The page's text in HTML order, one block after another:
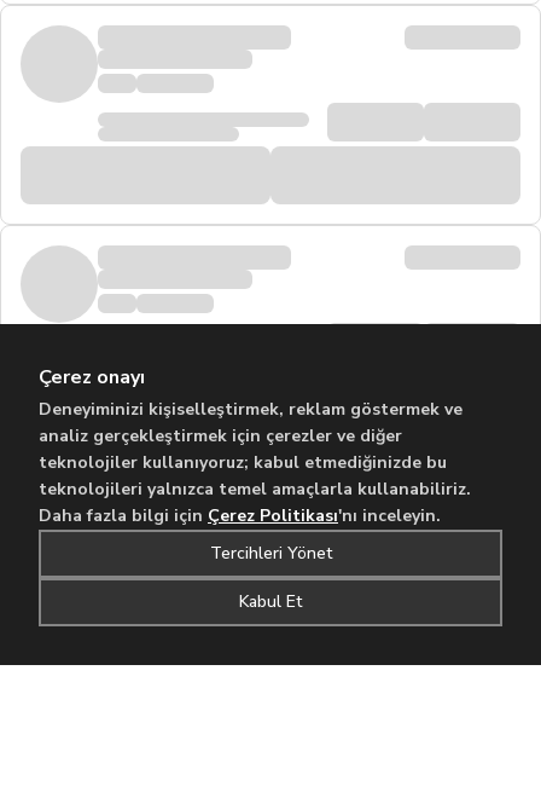
Çerez onayı
Deneyiminizi kişiselleştirmek, reklam göstermek ve
analiz gerçekleştirmek için çerezler ve diğer
teknolojiler kullanıyoruz; kabul etmediğinizde bu
teknolojileri yalnızca temel amaçlarla kullanabiliriz.
Daha fazla bilgi için Çerez Politikası'nı inceleyin.
Tercihleri Yönet
Kabul Et